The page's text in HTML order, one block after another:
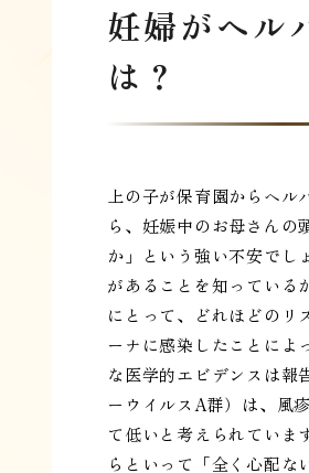
妊婦がヘル
は？
上の子が保育園からヘ
ら、妊娠中のお母さんの
か」という強い不安でし
があることを知っている
にとって、どれほどのリ
ーナに感染したことによ
な医学的エビデンスは報
ーウイルスA群）は、風
て低いと考えられていま
らといって「全く心配